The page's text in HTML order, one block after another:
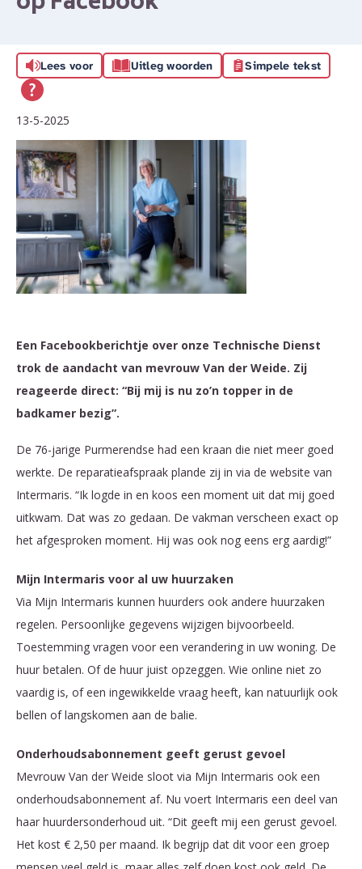
Lees voor Uitleg woorden Simpele tekst
13-5-2025
Een Facebookberichtje over onze Technische Dienst
trok de aandacht van mevrouw Van der Weide. Zij
reageerde direct: “Bij mij is nu zo’n topper in de
badkamer bezig”.
De 76-jarige Purmerendse had een kraan die niet meer goed
werkte. De reparatieafspraak plande zij in via de website van
Intermaris. “Ik logde in en koos een moment uit dat mij goed
uitkwam. Dat was zo gedaan. De vakman verscheen exact op
het afgesproken moment. Hij was ook nog eens erg aardig!”
Mijn Intermaris voor al uw huurzaken
Via Mijn Intermaris kunnen huurders ook andere huurzaken
regelen. Persoonlijke gegevens wijzigen bijvoorbeeld.
Toestemming vragen voor een verandering in uw woning. De
huur betalen. Of de huur juist opzeggen. Wie online niet zo
vaardig is, of een ingewikkelde vraag heeft, kan natuurlijk ook
bellen of langskomen aan de balie.
Onderhoudsabonnement geeft gerust gevoel
Mevrouw Van der Weide sloot via Mijn Intermaris ook een
onderhoudsabonnement af. Nu voert Intermaris een deel van
haar huurdersonderhoud uit. “Dit geeft mij een gerust gevoel.
Het kost € 2,50 per maand. Ik begrijp dat dit voor een groep